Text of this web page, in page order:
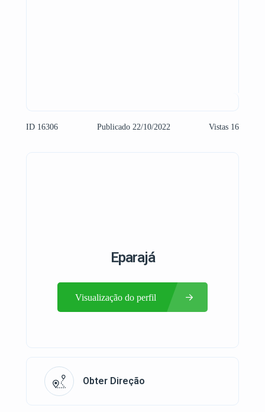
ID 16306 Publicado 22/10/2022 Vistas 16
Eparajá
Visualização do perfil
Obter Direção